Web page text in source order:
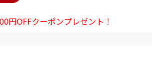
円OFFクーポンプレゼント！